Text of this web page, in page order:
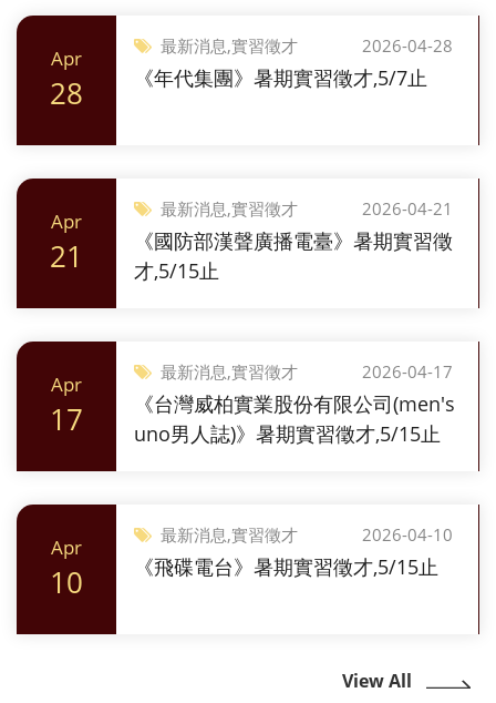
Apr
28
最新消息,實習徵才 2026-04-28
《年代集團》暑期實習徵才,5/7止
Apr
21
最新消息,實習徵才 2026-04-21
《國防部漢聲廣播電臺》暑期實習徵
才,5/15止
Apr
17
最新消息,實習徵才 2026-04-17
《台灣威柏實業股份有限公司(men's
uno男人誌)》暑期實習徵才,5/15止
Apr
10
最新消息,實習徵才 2026-04-10
《飛碟電台》暑期實習徵才,5/15止
View All